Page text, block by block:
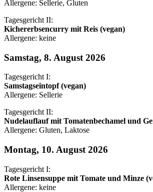
Allergene: Sellerie, Gluten
Tagesgericht II:
Kichererbsencurry mit Reis (vegan)
Allergene: keine
Samstag, 8. August 2026
Tagesgericht I:
Samstagseintopf (vegan)
Allergene: Sellerie
Tagesgericht II:
Nudelauflauf mit Tomatenbechamel und
Allergene: Gluten, Laktose
Montag, 10. August 2026
Tagesgericht I:
Rote Linsensuppe mit Tomate und Minze
Allergene: keine